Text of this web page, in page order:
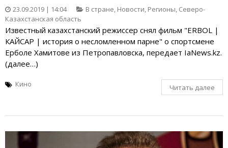
23.09.2019 | 14:04 В стране, Новости, Регионы, Северо-
Казахстанская область
Известный казахстанский режиссер снял фильм "ERBOL |
КАЙСАР | история о несломленном парне" о спортсмене
Ерболе Хамитове из Петропавловска, передает IaNews.kz.
(далее…)
Кино Читать далее